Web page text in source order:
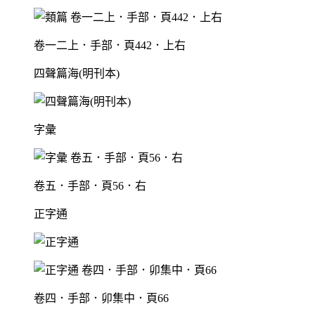
卷一二上．手部．頁442．上右
四聲篇海(明刊本)
字彙
卷五．手部．頁56．右
正字通
卷四．手部．卯集中．頁66